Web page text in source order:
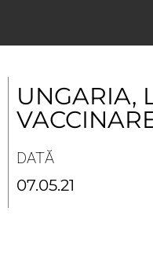
content
UNGARIA,
DATĂ
07.05.21